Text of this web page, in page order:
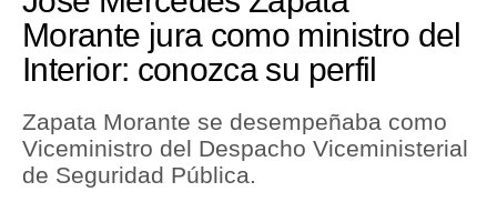
Economía
Mercados
Política
Tu Dinero
Morante jura como ministro del
Interior: conozca su perfil
Zapata Morante se desempeñaba como
Viceministro del Despacho Viceministerial
de Seguridad Pública.